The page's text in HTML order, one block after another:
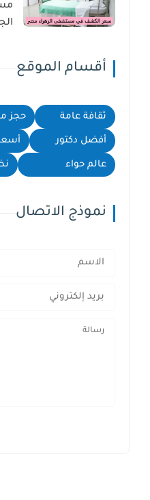
أقسام الموقع
ثقافة عامة حجز
أفضل دكتور
عالم حواء
نموذج الاتصال